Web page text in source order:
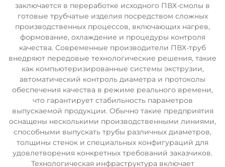
заключается в переработке исходного ПВХ-смолы в
готовые трубчатые изделия посредством сложных
производственных процессов, включающих нагрев,
формование, охлаждение и процедуры контроля
качества. Современные производители ПВХ-труб
внедряют передовые технологические решения, такие
как компьютеризированные системы экструзии,
автоматический контроль диаметра и протоколы
обеспечения качества в режиме реального времени,
что гарантирует стабильность параметров
выпускаемой продукции. Обычно такие предприятия
оснащены несколькими производственными линиями,
способными выпускать трубы различных диаметров,
толщины стенок и специальных конфигураций для
удовлетворения конкретных требований заказчиков.
Технологическая инфраструктура включает